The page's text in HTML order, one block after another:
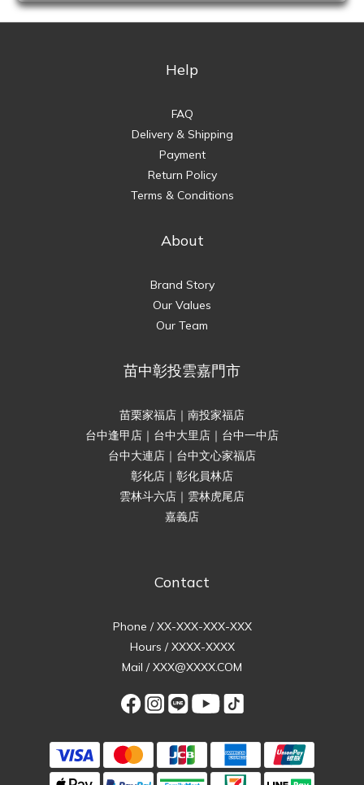
Help
FAQ
Delivery & Shipping
Payment
Return Policy
Terms & Conditions
About
Brand Story
Our Values
Our Team
苗中彰投雲嘉門市
苗栗家福店｜南投家福店
台中逢甲店｜台中大里店｜台中一中店
台中大連店｜台中文心家福店
彰化店｜彰化員林店
雲林斗六店｜雲林虎尾店
嘉義店
Contact
Phone / XX-XXX-XXX-XXX
Hours / XXXX-XXXX
Mail / XXX@XXXX.COM